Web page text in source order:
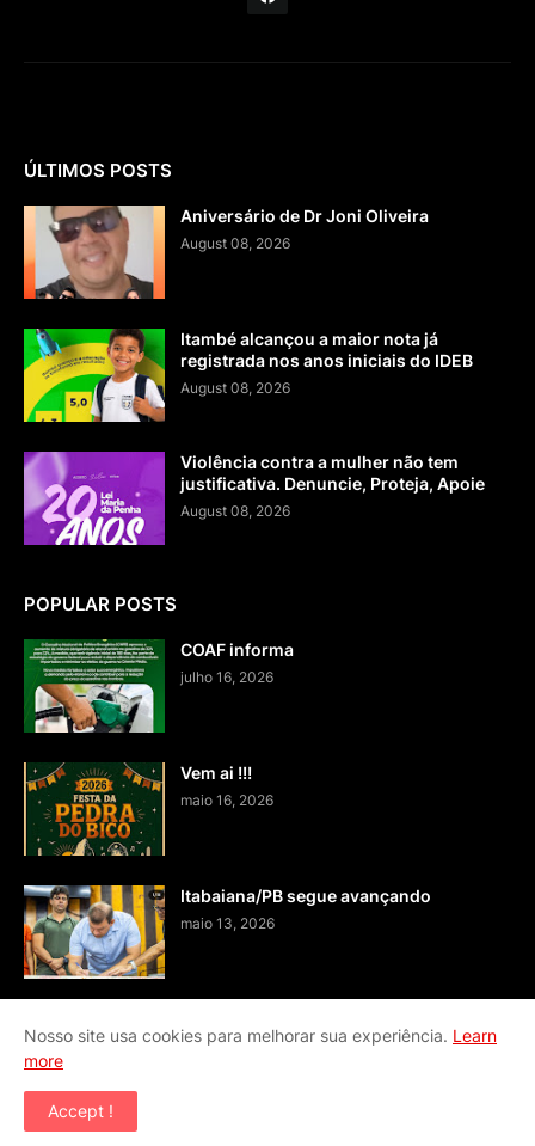
ÚLTIMOS POSTS
Aniversário de Dr Joni Oliveira
August 08, 2026
Itambé alcançou a maior nota já
registrada nos anos iniciais do IDEB
August 08, 2026
Violência contra a mulher não tem
justificativa. Denuncie, Proteja, Apoie
August 08, 2026
POPULAR POSTS
COAF informa
julho 16, 2026
Vem ai !!!
maio 16, 2026
Itabaiana/PB segue avançando
maio 13, 2026
Copyright ©
Nosso site usa cookies para melhorar sua experiência. Learn
more
Accept !